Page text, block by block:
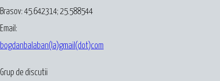
Brasov: 45.642314; 25.588544
Email:
bogdanbalaban(la)gmail(dot)com
Grup de discutii